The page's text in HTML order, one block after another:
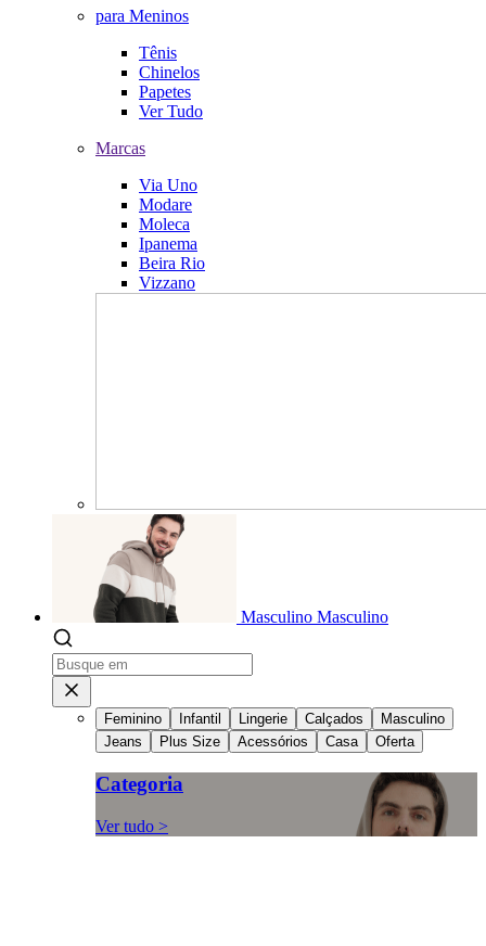
para Meninos
Tênis
Chinelos
Papetes
Ver Tudo
Marcas
Via Uno
Modare
Moleca
Ipanema
Beira Rio
Vizzano
Masculino Masculino
Feminino Infantil Lingerie Calçados
Masculino
Jeans
Plus Size Acessórios Casa Oferta
Categoria
Ver tudo >